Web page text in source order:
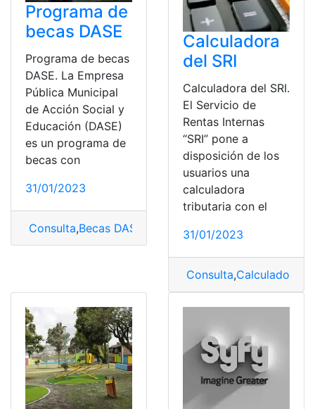
Programa de
becas DASE
Programa de becas
DASE. La Empresa
Pública Municipal
de Acción Social y
Educación (DASE)
es un programa de
becas con
31/01/2023
Consulta,Becas DASE Programa de becas DASE
Calculadora
del SRI
Calculadora del SRI.
El Servicio de
Rentas Internas
“SRI” pone a
disposición de los
usuarios una
calculadora
tributaria con el
31/01/2023
Consulta,Calculadora